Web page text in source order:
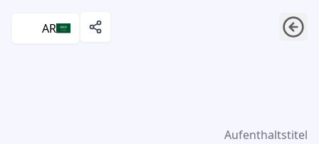
AR
تصريح الإقامة
Aufenthaltstitel